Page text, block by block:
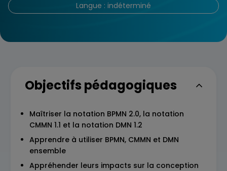
Langue : indéterminé
Objectifs pédagogiques
Maîtriser la notation BPMN 2.0, la notation
CMMN 1.1 et la notation DMN 1.2
Apprendre à utiliser BPMN, CMMN et DMN
ensemble
Appréhender leurs impacts sur la conception